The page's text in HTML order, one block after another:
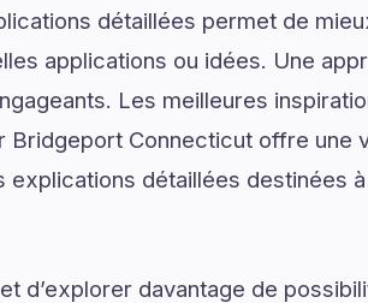
détaillées permet de
applications ou idées. Une
Les meilleures
Bridgeport Connecticut offre une
détaillées destinées
d’explorer davantage de